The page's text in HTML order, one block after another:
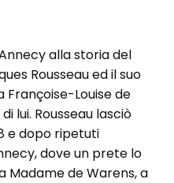
alla storia del
Rousseau ed il suo
Louise de
lui. Rousseau lasciò
e dopo ripetuti
dove un prete lo
Madame de Warens, a